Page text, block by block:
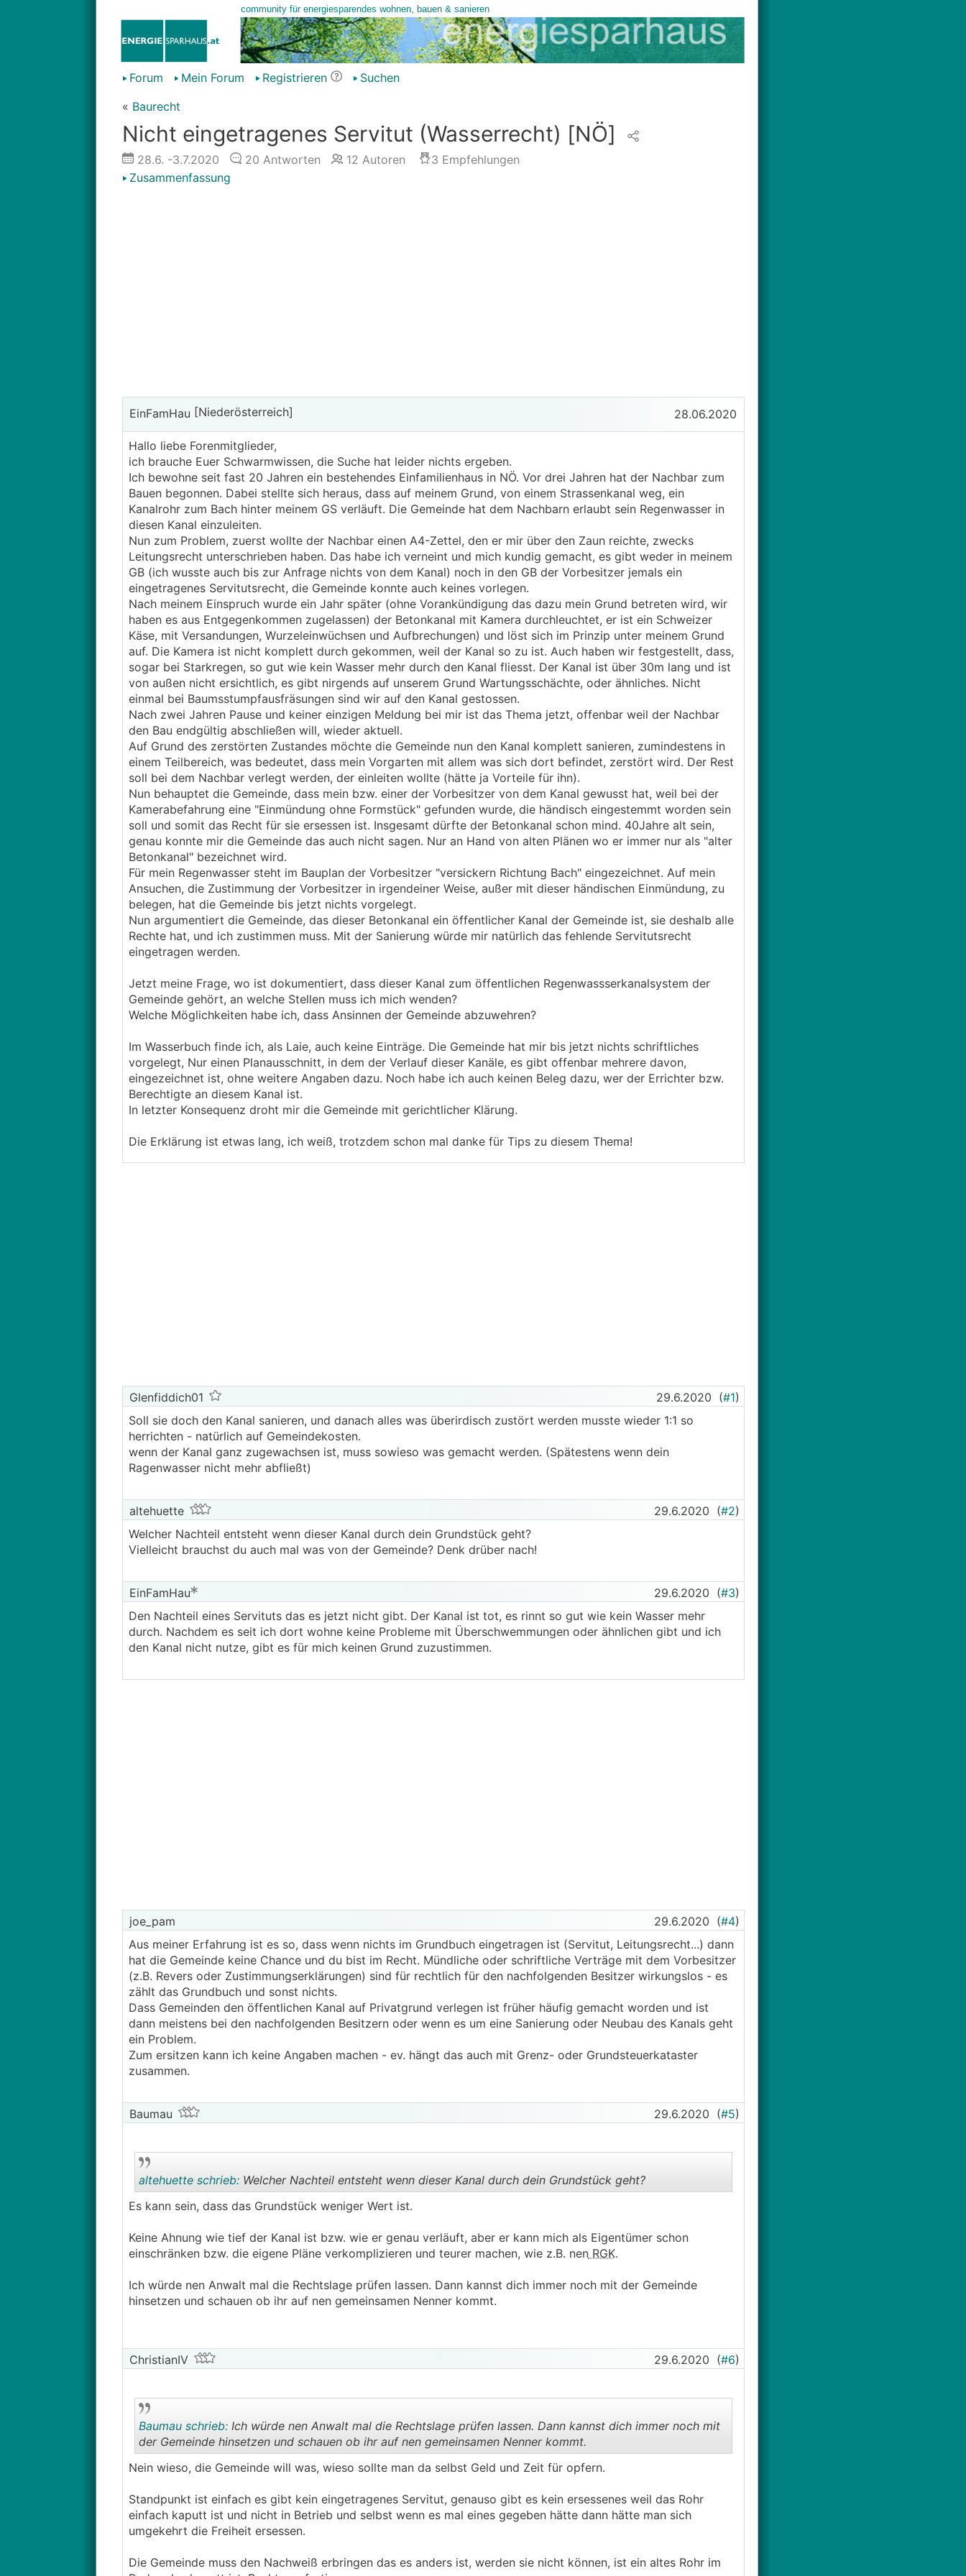
Forum Mein Forum Registrieren
Suchen
« Baurecht
Nicht eingetragenes Servitut (Wasserrecht) [NÖ]
28.6. -3.7.2020 20 Antworten 12 Autoren 3 Empfehlungen
Zusammenfassung
EinFamHau [Niederösterreich] 28.06.2020
Hallo liebe Forenmitglieder,
ich brauche Euer Schwarmwissen, die Suche hat leider nichts ergeben.
Ich bewohne seit fast 20 Jahren ein bestehendes Einfamilienhaus in NÖ. Vor drei Jahren hat der Nachbar zum
Bauen begonnen. Dabei stellte sich heraus, dass auf meinem Grund, von einem Strassenkanal weg, ein
Kanalrohr zum Bach hinter meinem GS verläuft. Die Gemeinde hat dem Nachbarn erlaubt sein Regenwasser in
diesen Kanal einzuleiten.
Nun zum Problem, zuerst wollte der Nachbar einen A4-Zettel, den er mir über den Zaun reichte, zwecks
Leitungsrecht unterschrieben haben. Das habe ich verneint und mich kundig gemacht, es gibt weder in meinem
GB (ich wusste auch bis zur Anfrage nichts von dem Kanal) noch in den GB der Vorbesitzer jemals ein
eingetragenes Servitutsrecht, die Gemeinde konnte auch keines vorlegen.
Nach meinem Einspruch wurde ein Jahr später (ohne Vorankündigung das dazu mein Grund betreten wird, wir
haben es aus Entgegenkommen zugelassen) der Betonkanal mit Kamera durchleuchtet, er ist ein Schweizer
Käse, mit Versandungen, Wurzeleinwüchsen und Aufbrechungen) und löst sich im Prinzip unter meinem Grund
auf. Die Kamera ist nicht komplett durch gekommen, weil der Kanal so zu ist. Auch haben wir festgestellt, dass,
sogar bei Starkregen, so gut wie kein Wasser mehr durch den Kanal fliesst. Der Kanal ist über 30m lang und ist
von außen nicht ersichtlich, es gibt nirgends auf unserem Grund Wartungsschächte, oder ähnliches. Nicht
einmal bei Baumsstumpfausfräsungen sind wir auf den Kanal gestossen.
Nach zwei Jahren Pause und keiner einzigen Meldung bei mir ist das Thema jetzt, offenbar weil der Nachbar
den Bau endgültig abschließen will, wieder aktuell.
Auf Grund des zerstörten Zustandes möchte die Gemeinde nun den Kanal komplett sanieren, zumindestens in
einem Teilbereich, was bedeutet, dass mein Vorgarten mit allem was sich dort befindet, zerstört wird. Der Rest
soll bei dem Nachbar verlegt werden, der einleiten wollte (hätte ja Vorteile für ihn).
Nun behauptet die Gemeinde, dass mein bzw. einer der Vorbesitzer von dem Kanal gewusst hat, weil bei der
Kamerabefahrung eine "Einmündung ohne Formstück" gefunden wurde, die händisch eingestemmt worden sein
soll und somit das Recht für sie ersessen ist. Insgesamt dürfte der Betonkanal schon mind. 40Jahre alt sein,
genau konnte mir die Gemeinde das auch nicht sagen. Nur an Hand von alten Plänen wo er immer nur als "alter
Betonkanal" bezeichnet wird.
Für mein Regenwasser steht im Bauplan der Vorbesitzer "versickern Richtung Bach" eingezeichnet. Auf mein
Ansuchen, die Zustimmung der Vorbesitzer in irgendeiner Weise, außer mit dieser händischen Einmündung, zu
belegen, hat die Gemeinde bis jetzt nichts vorgelegt.
Nun argumentiert die Gemeinde, das dieser Betonkanal ein öffentlicher Kanal der Gemeinde ist, sie deshalb alle
Rechte hat, und ich zustimmen muss. Mit der Sanierung würde mir natürlich das fehlende Servitutsrecht
eingetragen werden.
Jetzt meine Frage, wo ist dokumentiert, dass dieser Kanal zum öffentlichen Regenwassserkanalsystem der
Gemeinde gehört, an welche Stellen muss ich mich wenden?
Welche Möglichkeiten habe ich, dass Ansinnen der Gemeinde abzuwehren?
Im Wasserbuch finde ich, als Laie, auch keine Einträge. Die Gemeinde hat mir bis jetzt nichts schriftliches
vorgelegt, Nur einen Planausschnitt, in dem der Verlauf dieser Kanäle, es gibt offenbar mehrere davon,
eingezeichnet ist, ohne weitere Angaben dazu. Noch habe ich auch keinen Beleg dazu, wer der Errichter bzw.
Berechtigte an diesem Kanal ist.
In letzter Konsequenz droht mir die Gemeinde mit gerichtlicher Klärung.
Die Erklärung ist etwas lang, ich weiß, trotzdem schon mal danke für Tips zu diesem Thema!
Glenfiddich01 29.6.2020 (#1)
Soll sie doch den Kanal sanieren, und danach alles was überirdisch zustört werden musste wieder 1:1 so
herrichten - natürlich auf Gemeindekosten.
wenn der Kanal ganz zugewachsen ist, muss sowieso was gemacht werden. (Spätestens wenn dein
Ragenwasser nicht mehr abfließt)
altehuette 29.6.2020 (#2)
Welcher Nachteil entsteht wenn dieser Kanal durch dein Grundstück geht?
Vielleicht brauchst du auch mal was von der Gemeinde? Denk drüber nach!
EinFamHau 29.6.2020 (#3)
Den Nachteil eines Servituts das es jetzt nicht gibt. Der Kanal ist tot, es rinnt so gut wie kein Wasser mehr
durch. Nachdem es seit ich dort wohne keine Probleme mit Überschwemmungen oder ähnlichen gibt und ich
den Kanal nicht nutze, gibt es für mich keinen Grund zuzustimmen.
joe_pam 29.6.2020 (#4)
Aus meiner Erfahrung ist es so, dass wenn nichts im Grundbuch eingetragen ist (Servitut, Leitungsrecht...) dann
hat die Gemeinde keine Chance und du bist im Recht. Mündliche oder schriftliche Verträge mit dem Vorbesitzer
(z.B. Revers oder Zustimmungserklärungen) sind für rechtlich für den nachfolgenden Besitzer wirkungslos - es
zählt das Grundbuch und sonst nichts.
Dass Gemeinden den öffentlichen Kanal auf Privatgrund verlegen ist früher häufig gemacht worden und ist
dann meistens bei den nachfolgenden Besitzern oder wenn es um eine Sanierung oder Neubau des Kanals geht
ein Problem.
Zum ersitzen kann ich keine Angaben machen - ev. hängt das auch mit Grenz- oder Grundsteuerkataster
zusammen.
Baumau 29.6.2020 (#5)
..
altehuette schrieb:Welcher Nachteil entsteht wenn dieser Kanal durch dein Grundstück geht?
Es kann sein, dass das Grundstück weniger Wert ist.
Keine Ahnung wie tief der Kanal ist bzw. wie er genau verläuft, aber er kann mich als Eigentümer schon
einschränken bzw. die eigene Pläne verkomplizieren und teurer machen, wie z.B. nenRGK.
Ich würde nen Anwalt mal die Rechtslage prüfen lassen. Dann kannst dich immer noch mit der Gemeinde
hinsetzen und schauen ob ihr auf nen gemeinsamen Nenner kommt.
ChristianIV 29.6.2020 (#6)
Baumau schrieb:Ich würde nen Anwalt mal die Rechtslage prüfen lassen. Dann kannst dich immer noch mit
der Gemeinde hinsetzen und schauen ob ihr auf nen gemeinsamen Nenner kommt.
Nein wieso, die Gemeinde will was, wieso sollte man da selbst Geld und Zeit für opfern.
Standpunkt ist einfach es gibt kein eingetragenes Servitut, genauso gibt es kein ersessenes weil das Rohr
einfach kaputt ist und nicht in Betrieb und selbst wenn es mal eines gegeben hätte dann hätte man sich
umgekehrt die Freiheit ersessen.
Die Gemeinde muss den Nachweiß erbringen das es anders ist, werden sie nicht können, ist ein altes Rohr im